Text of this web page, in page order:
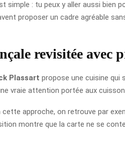
simple : tu peux y aller aussi bien
proposer un cadre agréable
revisitée avec
Plassart propose une cuisine qui
vraie attention portée aux
approche, on retrouve par
montre que la carte ne se